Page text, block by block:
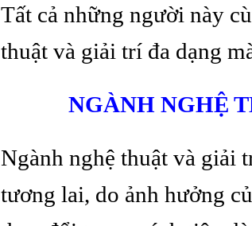
Tất cả những người này
thuật và giải trí đa dạng
NGÀNH NGHỆ
Ngành nghệ thuật và giải
tương lai, do ảnh hưởng